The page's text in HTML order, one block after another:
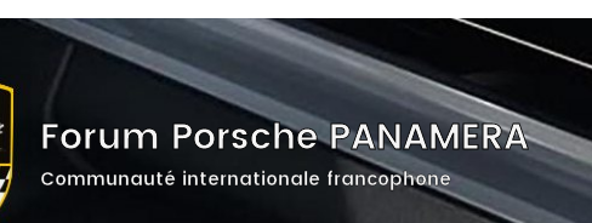
Forum Porsche PANAMERA
Communauté internationale francophone